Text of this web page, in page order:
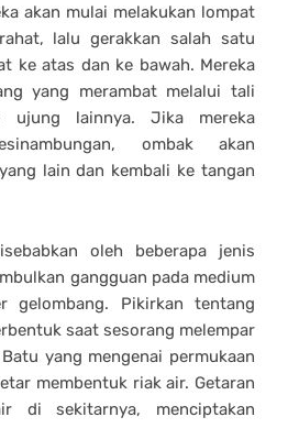
akan mulai melakukan lompat
lalu gerakkan salah satu
ke atas dan ke bawah. Mereka
yang merambat melalui tali
lainnya. Jika mereka
ombak akan
lain dan kembali ke tangan
oleh beberapa jenis
gangguan pada medium
gelombang. Pikirkan tentang
saat sesorang melempar
yang mengenai permukaan
membentuk riak air. Getaran
di sekitarnya, menciptakan